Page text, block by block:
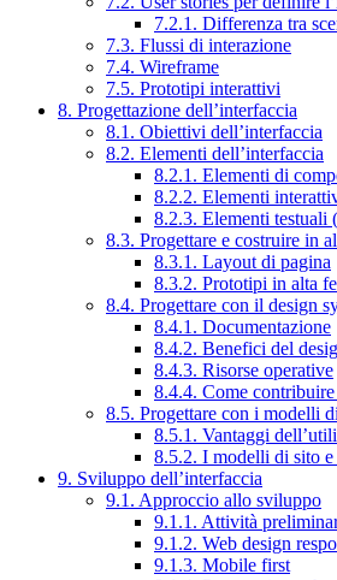
7.2.1. Differenza tra
7.3. Flussi di interazione
7.4. Wireframe
7.5. Prototipi interattivi
8. Progettazione dell’interfaccia
8.1. Obiettivi dell’interfaccia
8.2. Elementi dell’interfaccia
8.2.1. Elementi di
8.2.2. Elementi
8.2.3. Elementi testuali
8.3. Progettare e costruire in
8.3.1. Layout di pagina
8.3.2. Prototipi in alta
8.4. Progettare con il design
8.4.1. Documentazione
8.4.2. Benefici del
8.4.3. Risorse operative
8.4.4. Come
8.5. Progettare con i modelli
8.5.1. Vantaggi
8.5.2. I modelli di sito
9. Sviluppo dell’interfaccia
9.1. Approccio allo sviluppo
9.1.1. Attività
9.1.2. Web design
9.1.3. Mobile first